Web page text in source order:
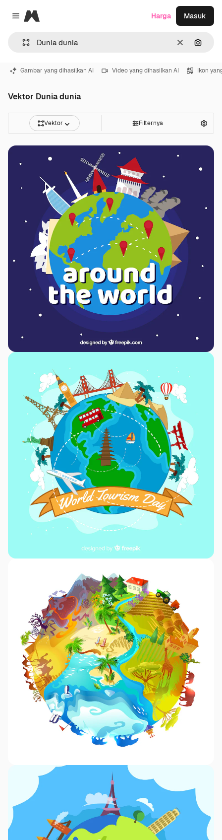
Close menu
Magnific
Jernih
Harga Masuk
Gambar yang dihasilkan AI Video yang dihasilkan AI Ikon
Vektor Dunia dunia
Vektor Filternya